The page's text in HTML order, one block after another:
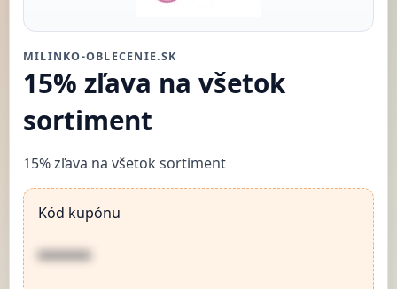
MILINKO-OBLECENIE.SK
15% zľava na všetok
sortiment
15% zľava na všetok sortiment
Kód kupónu
••••••